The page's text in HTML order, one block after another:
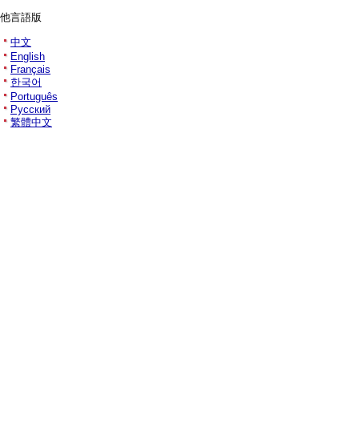
他言語版
中文
English
Français
한국어
Português
Русский
繁體中文